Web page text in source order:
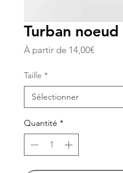
Turban
À partir de 14,00€Prix
Taille *
Quantité *